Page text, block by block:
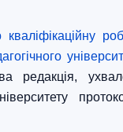
редакція,